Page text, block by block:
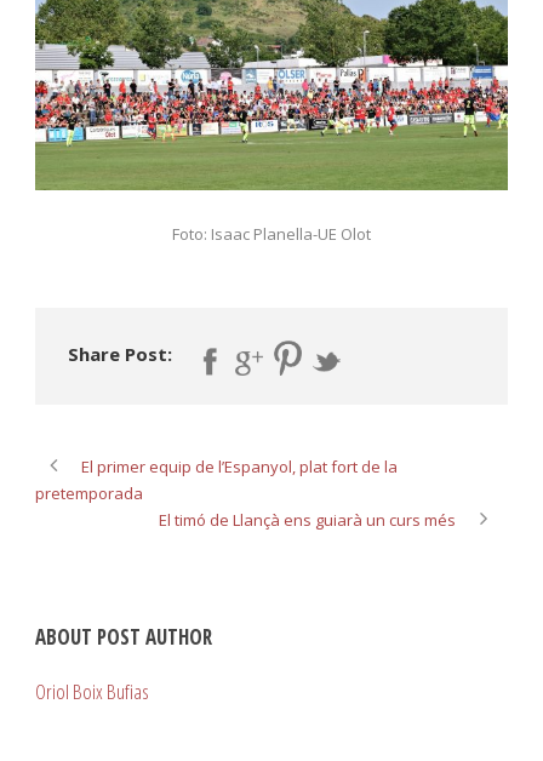
Foto: Isaac Planella-UE Olot
Share Post:
El primer equip de l’Espanyol, plat fort de la
pretemporada
El timó de Llançà ens guiarà un curs més
ABOUT POST AUTHOR
Oriol Boix Bufias